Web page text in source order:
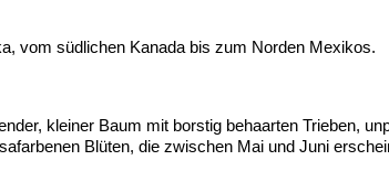
vom südlichen Kanada bis zum Norden Mexikos.
kleiner Baum mit borstig behaarten Trieben,
Blüten, die zwischen Mai und Juni